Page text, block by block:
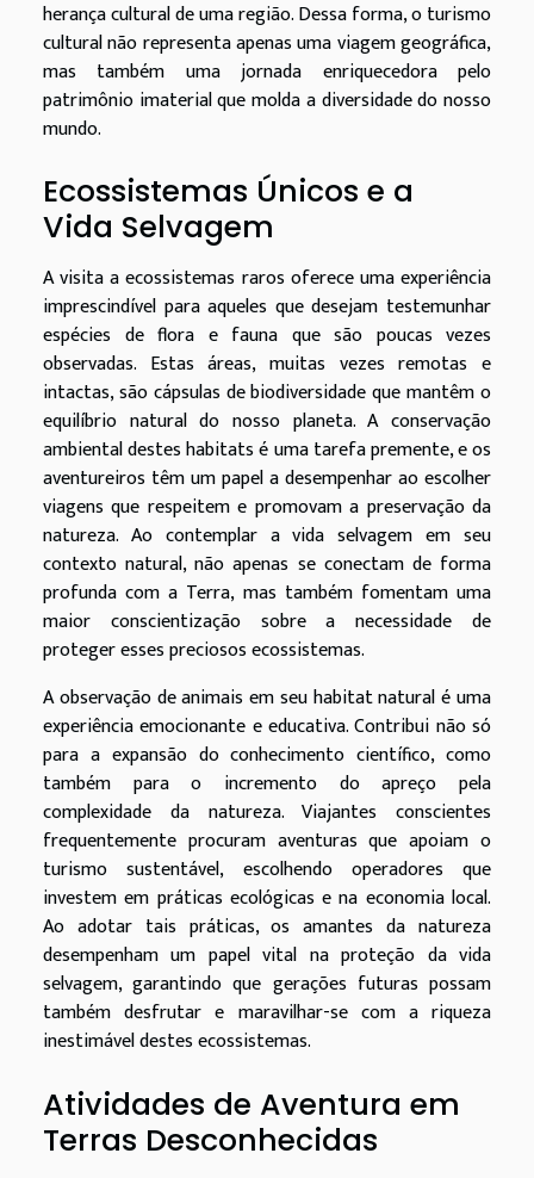
herança cultural de uma região. Dessa forma, o turismo
cultural não representa apenas uma viagem geográfica,
mas também uma jornada enriquecedora pelo
patrimônio imaterial que molda a diversidade do nosso
mundo.
Ecossistemas Únicos e a
Vida Selvagem
A visita a ecossistemas raros oferece uma experiência
imprescindível para aqueles que desejam testemunhar
espécies de flora e fauna que são poucas vezes
observadas. Estas áreas, muitas vezes remotas e
intactas, são cápsulas de biodiversidade que mantêm o
equilíbrio natural do nosso planeta. A conservação
ambiental destes habitats é uma tarefa premente, e os
aventureiros têm um papel a desempenhar ao escolher
viagens que respeitem e promovam a preservação da
natureza. Ao contemplar a vida selvagem em seu
contexto natural, não apenas se conectam de forma
profunda com a Terra, mas também fomentam uma
maior conscientização sobre a necessidade de
proteger esses preciosos ecossistemas.
A observação de animais em seu habitat natural é uma
experiência emocionante e educativa. Contribui não só
para a expansão do conhecimento científico, como
também para o incremento do apreço pela
complexidade da natureza. Viajantes conscientes
frequentemente procuram aventuras que apoiam o
turismo sustentável, escolhendo operadores que
investem em práticas ecológicas e na economia local.
Ao adotar tais práticas, os amantes da natureza
desempenham um papel vital na proteção da vida
selvagem, garantindo que gerações futuras possam
também desfrutar e maravilhar-se com a riqueza
inestimável destes ecossistemas.
Atividades de Aventura em
Terras Desconhecidas